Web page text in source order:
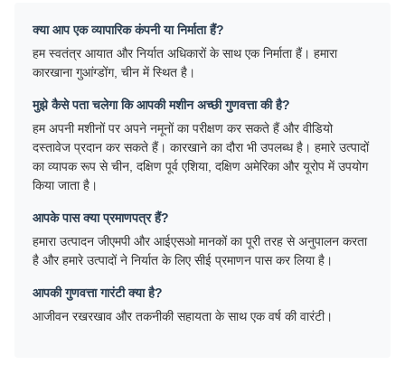
क्या आप एक व्यापारिक कंपनी या निर्माता हैं?
हम स्वतंत्र आयात और निर्यात अधिकारों के साथ एक निर्माता हैं। हमारा
कारखाना गुआंग्डोंग, चीन में स्थित है।
मुझे कैसे पता चलेगा कि आपकी मशीन अच्छी गुणवत्ता की है?
हम अपनी मशीनों पर अपने नमूनों का परीक्षण कर सकते हैं और वीडियो
दस्तावेज प्रदान कर सकते हैं। कारखाने का दौरा भी उपलब्ध है। हमारे उत्पादों
का व्यापक रूप से चीन, दक्षिण पूर्व एशिया, दक्षिण अमेरिका और यूरोप में उपयोग
किया जाता है।
आपके पास क्या प्रमाणपत्र हैं?
हमारा उत्पादन जीएमपी और आईएसओ मानकों का पूरी तरह से अनुपालन करता
है और हमारे उत्पादों ने निर्यात के लिए सीई प्रमाणन पास कर लिया है।
आपकी गुणवत्ता गारंटी क्या है?
आजीवन रखरखाव और तकनीकी सहायता के साथ एक वर्ष की वारंटी।